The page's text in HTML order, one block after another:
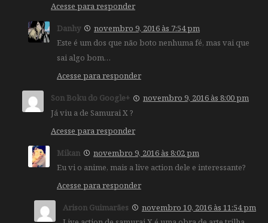
Acesse para responder
Danhy
novembro 9, 2016 às 7:54 pm
Este é um dos que não boto nenhuma fé, mas vai que
sai algo bom…
Acesse para responder
Son Boku do Google+
novembro 9, 2016 às 8:00 pm
Já viu a de Samurai X ?
Acesse para responder
Mikan
novembro 9, 2016 às 8:02 pm
Eu vi o anime, mais a live action dele e interessante?
Acesse para responder
Arison Guimarães
novembro 10, 2016 às 11:54 pm